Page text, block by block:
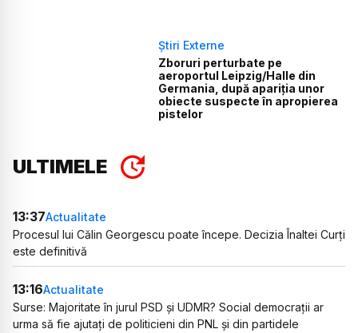
Știri Externe
Zboruri perturbate pe
aeroportul Leipzig/Halle din
Germania, după apariția unor
obiecte suspecte în apropierea
pistelor
ULTIMELE
13:37Actualitate
Procesul lui Călin Georgescu poate începe. Decizia Înaltei Curți
este definitivă
13:16Actualitate
Surse: Majoritate în jurul PSD și UDMR? Social democrații ar
urma să fie ajutați de politicieni din PNL și din partidele